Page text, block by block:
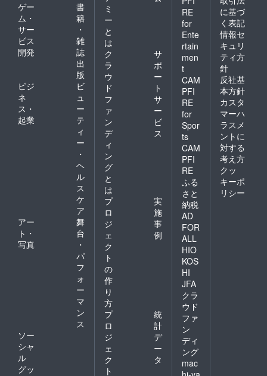
時、必
ず備考
欄に希
望され
るお名
前をご
記入く
ださい
※上位掲
載順
は、支
援プラ
ン及び
先着順
に掲載
いたし
ます ※
複数の
ン、ま
た同じ
罪・特
定の政
治団体
の支持
を助長
すると
判断さ
れる内
容、実
写真な
どの本
TCGと
著しく
かけ離
れた内
容、そ
の他運
営側が
不適切
と判断
ゲー
ム・
サー
ビス
開発
書
籍
・
雑
誌
出
版
ビジ
ネ
ス・
起業
ビ
ュ
ー
テ
ィ
ー
・
ヘ
ル
ス
ケ
ア
アー
ト・
写真
舞
台
・
パ
フ
ォ
ー
マ
ン
ス
ソー
シャ
ル
グッ
ミ
ー
と
は
ク
ラ
ウ
ド
フ
ァ
ン
デ
ィ
ン
グ
と
は
サ
ポ
ー
ト
サ
ー
ビ
ス
プ
ロ
ジ
ェ
ク
ト
の
作
り
方
実
施
事
例
プ
ロ
ジ
ェ
ク
ト
統
計
デ
ー
タ
RE
for
Ente
rtain
men
t
CAM
PFI
RE
for
Spor
ts
CAM
PFI
RE
ふる
さと
納税
AD
FOR
ALL
HIO
KOS
HI
JFA
クラ
ウド
ファ
ン
ディ
ング
mac
に基づ
く表記
情報セ
キュリ
ティ方
針
反社基
本方針
カスタ
マーハ
ラスメ
ントに
対する
考え方
クッ
キーポ
リシー